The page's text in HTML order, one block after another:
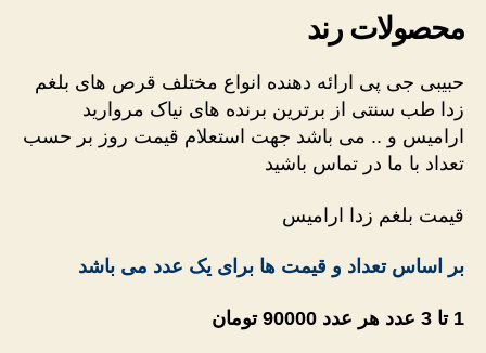
محصولات رند
حبیبی جی پی ارائه دهنده انواع مختلف قرص های بلغم
زدا طب سنتی از برترین برنده های نیاک مروارید
ارامیس و .. می باشد جهت استعلام قیمت روز بر حسب
تعداد با ما در تماس باشید
قیمت بلغم زدا ارامیس
بر اساس تعداد و قیمت ها برای یک عدد می باشد
1 تا 3 عدد هر عدد 90000 تومان